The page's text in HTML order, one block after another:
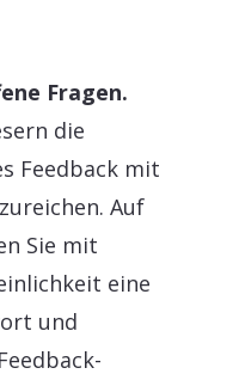
Fragen.
die
Feedback mit
Auf
Sie mit
eine
und